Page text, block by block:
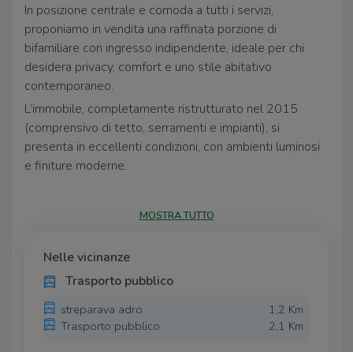
In posizione centrale e comoda a tutti i servizi,
proponiamo in vendita una raffinata porzione di
bifamiliare con ingresso indipendente, ideale per chi
desidera privacy, comfort e uno stile abitativo
contemporaneo.
L’immobile, completamente ristrutturato nel 2015
(comprensivo di tetto, serramenti e impianti), si
presenta in eccellenti condizioni, con ambienti luminosi
e finiture moderne.
comoda lavanderia e una stanza versatile, attualmente
aggiuntiva.
Il piano primo ospita la zona notte con due ampie
camere matrimoniali e un elegante bagno padronale
completo. Al livello superiore, una suggestiva mansarda
MOSTRA TUTTO
Nelle vicinanze
Trasporto pubblico
streparava adro
1,2 Km
Trasporto pubblico
2,1 Km